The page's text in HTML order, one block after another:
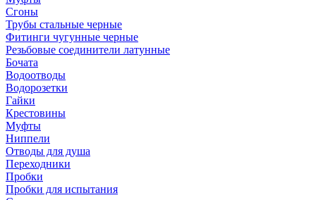
Сгоны
Трубы стальные черные
Фитинги чугунные черные
Резьбовые соединители латунные
Бочата
Водоотводы
Водорозетки
Гайки
Крестовины
Муфты
Ниппели
Отводы для душа
Переходники
Пробки
Пробки для испытания